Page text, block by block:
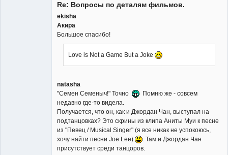
Re: Вопросы по деталям фильмов.
ekisha
Акира
Большое спасибо!
Love is Not a Game But a Joke
natasha
"Семен Семеныч!" Точно
Помню же - совсем
недавно где-то видела.
Получается, что он, как и Джордан Чан, выступал на
подтанцовках? Это скрины из клипа Аниты Муи к песне
из "Певец / Musical Singer" (я все никак не успокоюсь,
хочу найти песни Joe Lee)
. Там и Джордан Чан
присутствует среди танцоров.